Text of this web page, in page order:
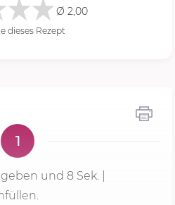
Ø 2,00
dieses Rezept
1
und 8 Sek.